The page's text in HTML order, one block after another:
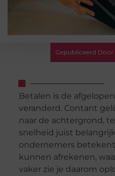
Gepubliceerd
Betalen is de afgelopen
veranderd. Contant
naar de achtergrond,
snelheid juist
ondernemers betekent
kunnen afrekenen,
vaker zie je daarom